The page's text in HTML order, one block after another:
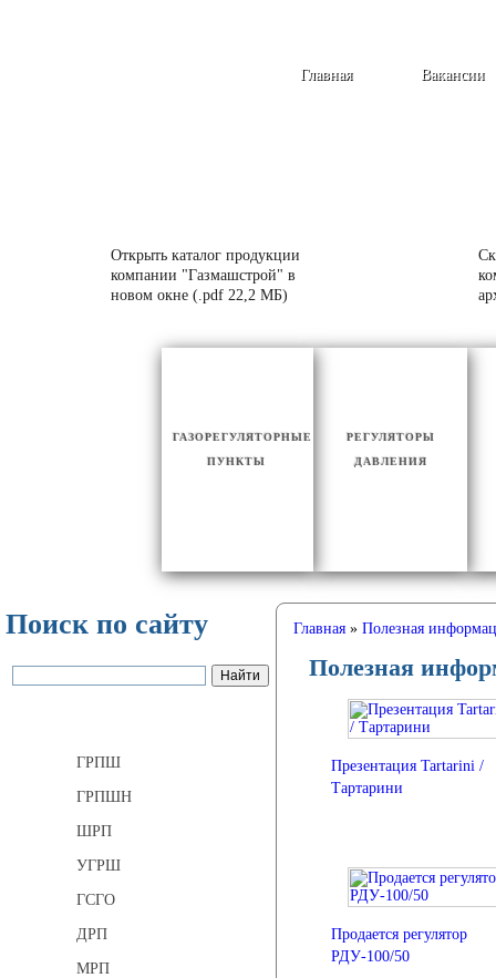
Вакансии
Главная
Открыть каталог продукции
компании "Газмашстрой" в
новом окне (.pdf 22,2 МБ)
РЕГУЛЯТОРЫ
ДАВЛЕНИЯ
ГАЗОРЕГУЛЯТОРНЫЕ
ПУНКТЫ
Поиск по сайту
ГРПШ
ГРПШН
ШРП
УГРШ
ГСГО
ДРП
МРП
Главная» Полезная
Полезная
Презентация Tartarini /
Тартарини
Продается регулятор
РДУ-100/50